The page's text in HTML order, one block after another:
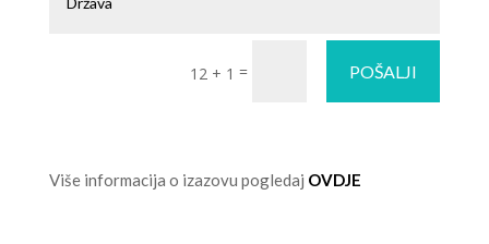
12 + 1 = POŠALJI
Više informacija o izazovu pogledaj OVDJE